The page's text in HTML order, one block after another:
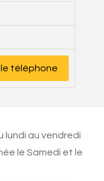
téléphone
lundi au vendredi
le Samedi et le